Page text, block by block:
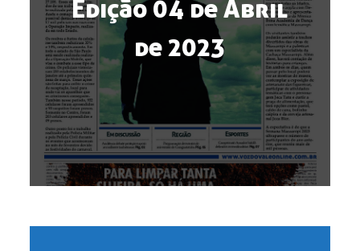
Edição 04 de Abril
de 2023